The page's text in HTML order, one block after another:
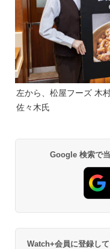
左から、松屋フーズ 木
佐々木氏
Google 検索で
Watch+会員に登録し